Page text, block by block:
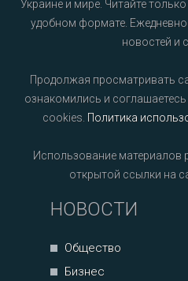
Украине и мире. Читайте
удобном формате.
новостей и
Продолжая просматривать
ознакомились и
cookies. Политика
Использование материалов
открытой ссылки на
НОВОСТИ
Общество
Бизнес